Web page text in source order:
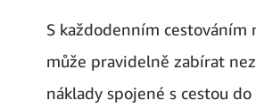
S každodenním cestováním
může pravidelně zabírat
náklady spojené s cestou